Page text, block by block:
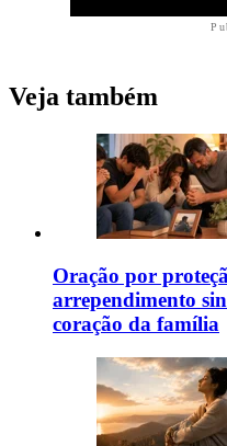
Veja também
Oração por
arrependimento
coração da família